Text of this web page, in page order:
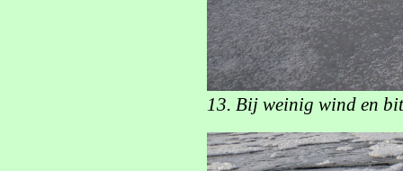
13. Bij weinig wind en